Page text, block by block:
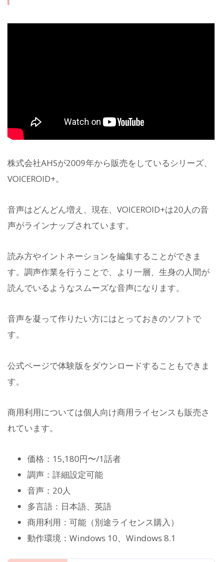
株式会社AHSが2009年から販売をしているシリーズ、
VOICEROID+。
音声はどんどん増え、現在、VOICEROID+は20人の音
声がラインナップされています。
読み方やイントネーションを編集することができま
す。調声作業を行うことで、より一層、生身の人間が
読んでいるようなスムーズな音声になります。
音声を凝って作りたい方にはとっておきのソフトで
す。
公式ページで体験版をダウンロードすることもできま
す。
商用利用については個人向け商用ライセンスも販売さ
れています。
価格：15,180円〜/1話者
調声：詳細設定可能
音声：20人
多言語：日本語、英語
商用利用：可能（別途ライセンス購入）
動作環境：Windows 10、Windows 8.1